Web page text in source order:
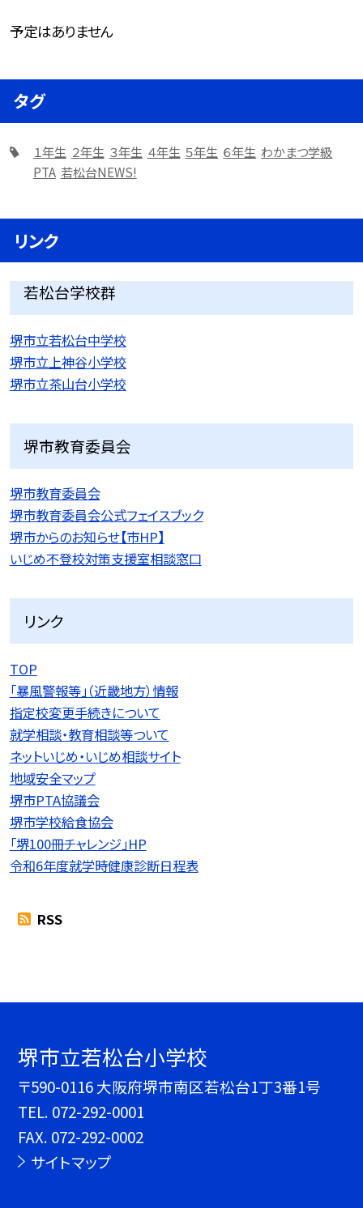
予定はありません
タグ
１年生 ２年生 ３年生 ４年生 ５年生 ６年生 わかまつ学級
PTA 若松台NEWS!
リンク
若松台学校群
堺市立若松台中学校
堺市立上神谷小学校
堺市立茶山台小学校
堺市教育委員会
堺市教育委員会
堺市教育委員会公式フェイスブック
堺市からのお知らせ【市HP】
いじめ不登校対策支援室相談窓口
リンク
TOP
「暴風警報等」（近畿地方）情報
指定校変更手続きについて
就学相談・教育相談等ついて
ネットいじめ・いじめ相談サイト
地域安全マップ
堺市PTA協議会
堺市学校給食協会
「堺100冊チャレンジ」HP
令和6年度就学時健康診断日程表
RSS
堺市立若松台小学校
〒590-0116 大阪府堺市南区若松台1丁3番1号
TEL. 072-292-0001
FAX. 072-292-0002
サイトマップ